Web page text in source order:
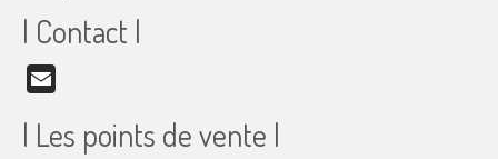
| Contact |
| Les points de vente |